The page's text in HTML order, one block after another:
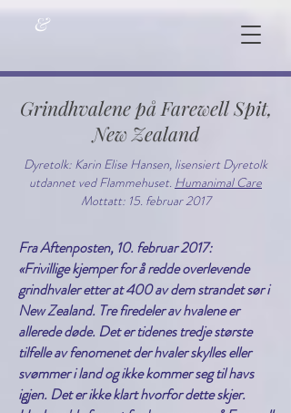
&
Grindhvalene på Farewell Spit,
New Zealand
Dyretolk: Karin Elise Hansen, lisensiert Dyretolk
utdannet ved Flammehuset. Humanimal Care
Mottatt: 15. februar 2017
Fra Aftenposten, 10. februar 2017:
«Frivillige kjemper for å redde overlevende
grindhvaler etter at 400 av dem strandet sør i
New Zealand. Tre firedeler av hvalene er
allerede døde. Det er tidenes tredje største
tilfelle av fenomenet der hvaler skylles eller
svømmer i land og ikke kommer seg til havs
igjen. Det er ikke klart hvorfor dette skjer.